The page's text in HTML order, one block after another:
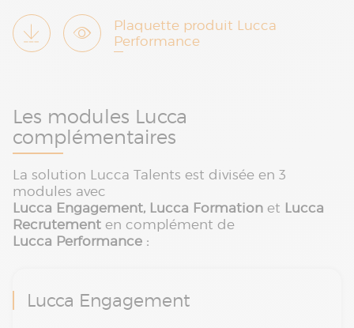
Plaquette produit Lucca
Performance
Les modules Lucca
complémentaires
La solution Lucca Talents est divisée en 3
modules avec
Lucca Engagement, Lucca Formation et Lucca
Recrutement en complément de
Lucca Performance :
Lucca Engagement